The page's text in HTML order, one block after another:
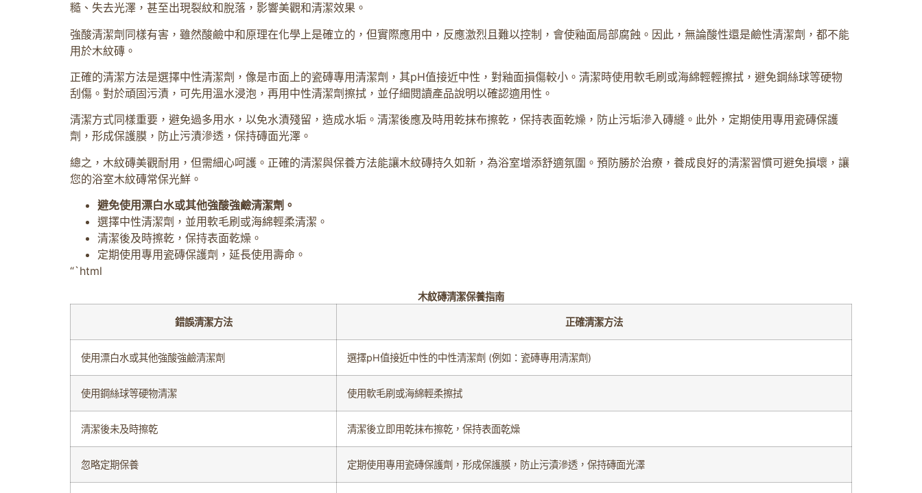
糙、失去光澤，甚至出現裂紋和脫落，影響美觀和清潔效果。
強酸清潔劑同樣有害，雖然酸鹼中和原理在化學上是確立的，但實際應用中，反應激烈且難以控制，會使釉面局部腐蝕。因此，無論酸性還是鹼性清潔劑，都不能
用於木紋磚。
正確的清潔方法是選擇中性清潔劑，像是市面上的瓷磚專用清潔劑，其pH值接近中性，對釉面損傷較小。清潔時使用軟毛刷或海綿輕輕擦拭，避免鋼絲球等硬物
刮傷。對於頑固污漬，可先用溫水浸泡，再用中性清潔劑擦拭，並仔細閱讀產品說明以確認適用性。
清潔方式同樣重要，避免過多用水，以免水漬殘留，造成水垢。清潔後應及時用乾抹布擦乾，保持表面乾燥，防止污垢滲入磚縫。此外，定期使用專用瓷磚保護
劑，形成保護膜，防止污漬滲透，保持磚面光澤。
總之，木紋磚美觀耐用，但需細心呵護。正確的清潔與保養方法能讓木紋磚持久如新，為浴室增添舒適氛圍。預防勝於治療，養成良好的清潔習慣可避免損壞，讓
您的浴室木紋磚常保光鮮。
避免使用漂白水或其他強酸強鹼清潔劑。
選擇中性清潔劑，並用軟毛刷或海綿輕柔清潔。
清潔後及時擦乾，保持表面乾燥。
定期使用專用瓷磚保護劑，延長使用壽命。
“`html
木紋磚清潔保養指南
錯誤清潔方法 正確清潔方法
使用漂白水或其他強酸強鹼清潔劑 選擇pH值接近中性的中性清潔劑 (例如：瓷磚專用清潔劑)
使用鋼絲球等硬物清潔 使用軟毛刷或海綿輕柔擦拭
清潔後未及時擦乾 清潔後立即用乾抹布擦乾，保持表面乾燥
忽略定期保養 定期使用專用瓷磚保護劑，形成保護膜，防止污漬滲透，保持磚面光澤